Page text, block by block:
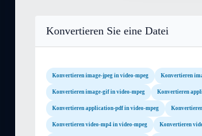
Konvertieren Sie eine Datei
Konvertieren image-jpeg in video-mpeg Konvertieren
Konvertieren image-gif in video-mpeg Konvertieren
Konvertieren application-pdf in video-mpeg
Konvertieren video-mp4 in video-mpeg Konvertieren